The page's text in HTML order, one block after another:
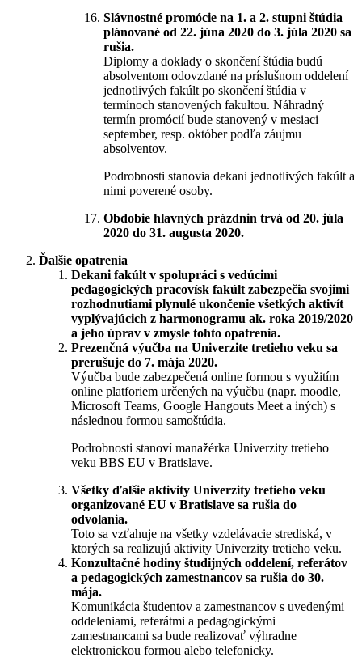
Slávnostné promócie na 1. a 2. stupni štúdia
plánované od 22. júna 2020 do 3. júla 2020 sa
rušia.
Diplomy a doklady o skončení štúdia budú
absolventom odovzdané na príslušnom oddelení
jednotlivých fakúlt po skončení štúdia v
termínoch stanovených fakultou. Náhradný
termín promócií bude stanovený v mesiaci
september, resp. október podľa záujmu
absolventov.
Podrobnosti stanovia dekani jednotlivých fakúlt a
nimi poverené osoby.
Obdobie hlavných prázdnin trvá od 20. júla
2020 do 31. augusta 2020.
Ďalšie opatrenia
Dekani fakúlt v spolupráci s vedúcimi
pedagogických pracovísk fakúlt zabezpečia svojimi
rozhodnutiami plynulé ukončenie všetkých aktivít
vyplývajúcich z harmonogramu ak. roka 2019/2020
a jeho úprav v zmysle tohto opatrenia.
Prezenčná výučba na Univerzite tretieho veku sa
prerušuje do 7. mája 2020.
Výučba bude zabezpečená online formou s využitím
online platforiem určených na výučbu (napr. moodle,
Microsoft Teams, Google Hangouts Meet a iných) s
následnou formou samoštúdia.
Podrobnosti stanoví manažérka Univerzity tretieho
veku BBS EU v Bratislave.
Všetky ďalšie aktivity Univerzity tretieho veku
organizované EU v Bratislave sa rušia do
odvolania.
Toto sa vzťahuje na všetky vzdelávacie strediská, v
ktorých sa realizujú aktivity Univerzity tretieho veku.
Konzultačné hodiny študijných oddelení, referátov
a pedagogických zamestnancov sa rušia do 30.
mája.
Komunikácia študentov a zamestnancov s uvedenými
oddeleniami, referátmi a pedagogickými
zamestnancami sa bude realizovať výhradne
elektronickou formou alebo telefonicky.